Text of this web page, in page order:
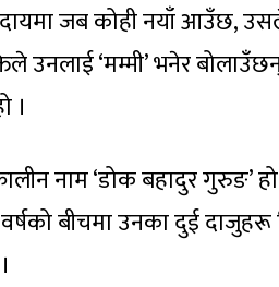
जब कोही नयाँ आउँछ,
उनलाई ‘मम्मी’ भनेर
।
नाम ‘डोक बहादुर गुरुङ’
बीचमा उनका दुई दाजुहरू